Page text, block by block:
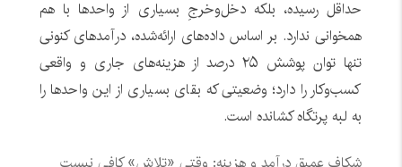
حداقل رسیده، بلکه دخل‌وخرجِ بسیاری از واحدها با هم
همخوانی ندارد. بر اساس داده‌های ارائه‌شده، درآمدهای کنونی
تنها توان پوشش ۲۵ درصد از هزینه‌های جاری و واقعی
کسب‌وکار را دارد؛ وضعیتی که بقای بسیاری از این واحدها را
به لبه پرتگاه کشانده است.